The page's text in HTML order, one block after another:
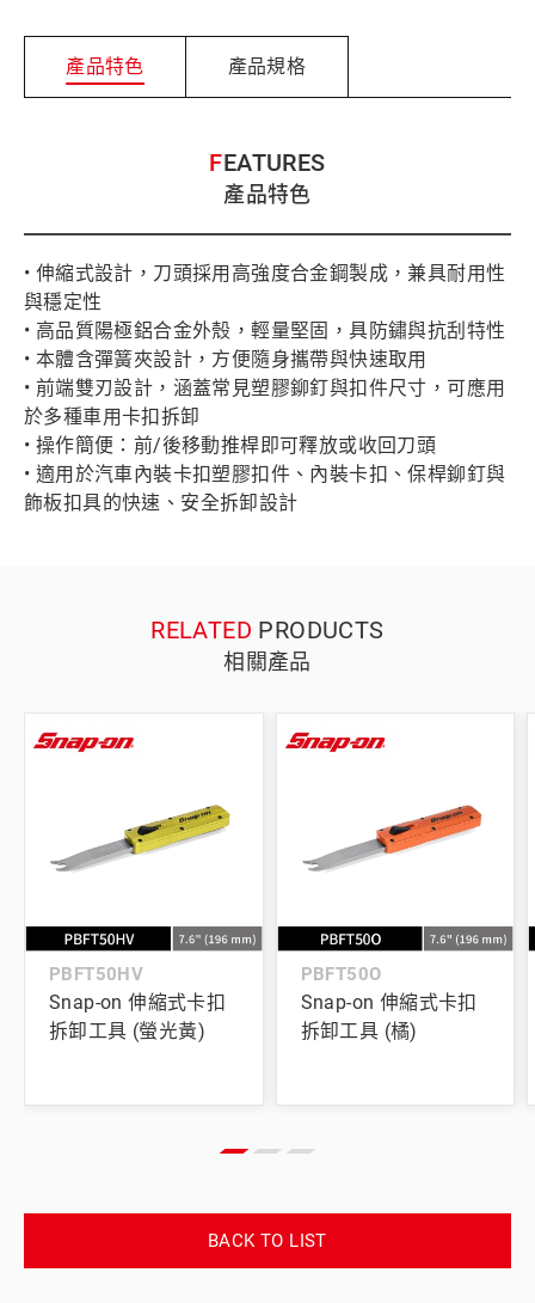
產品特色 產品規格
FEATURES
產品特色
• 伸縮式設計，刀頭採用高強度合金鋼製成，兼具耐用性
與穩定性
• 高品質陽極鋁合金外殼，輕量堅固，具防鏽與抗刮特性
• 本體含彈簧夾設計，方便隨身攜帶與快速取用
• 前端雙刃設計，涵蓋常見塑膠鉚釘與扣件尺寸，可應用
於多種車用卡扣拆卸
• 操作簡便：前/後移動推桿即可釋放或收回刀頭
• 適用於汽車內裝卡扣塑膠扣件、內裝卡扣、保桿鉚釘與
飾板扣具的快速、安全拆卸設計
RELATED PRODUCTS
相關產品
PBFT50HV
Snap-on 伸縮式卡扣
拆卸工具 (螢光黃)
PBFT50O
Snap-on 伸縮式卡扣
拆卸工具 (橘)
BACK TO LIST